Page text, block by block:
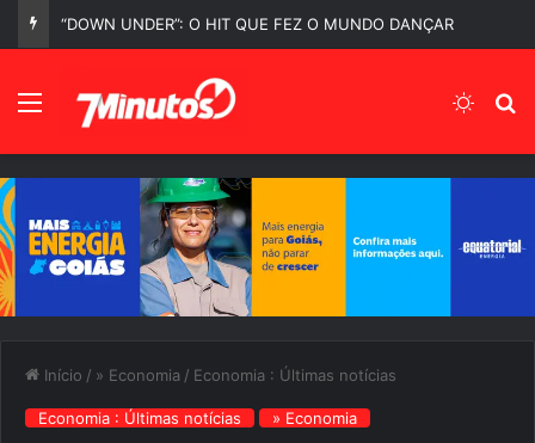
“DOWN UNDER”: O HIT QUE FEZ O MUNDO DANÇAR
Menu
Início / » Economia / Economia : Últimas notícias
Economia : Últimas notícias » Economia